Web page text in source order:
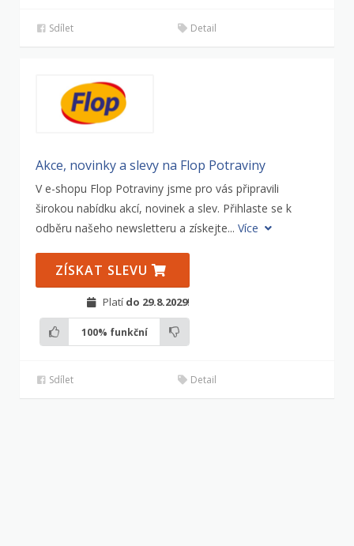
Sdílet Detail
Akce, novinky a slevy na Flop Potraviny
V e-shopu Flop Potraviny jsme pro vás připravili
širokou nabídku akcí, novinek a slev. Přihlaste se k
odběru našeho newsletteru a získejte... Více
ZÍSKAT SLEVU
Platí do 29.8.2029!
100% funkční
Sdílet Detail